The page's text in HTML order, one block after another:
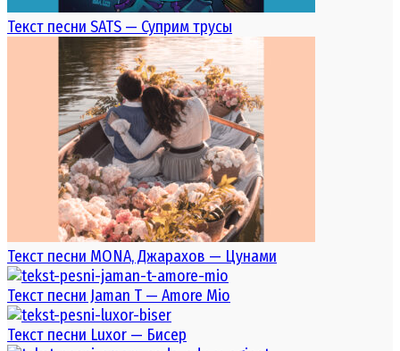
Текст песни SATS — Суприм трусы
Текст песни MONA, Джарахов — Цунами
Текст песни Jaman T — Amore Mio
Текст песни Luxor — Бисер